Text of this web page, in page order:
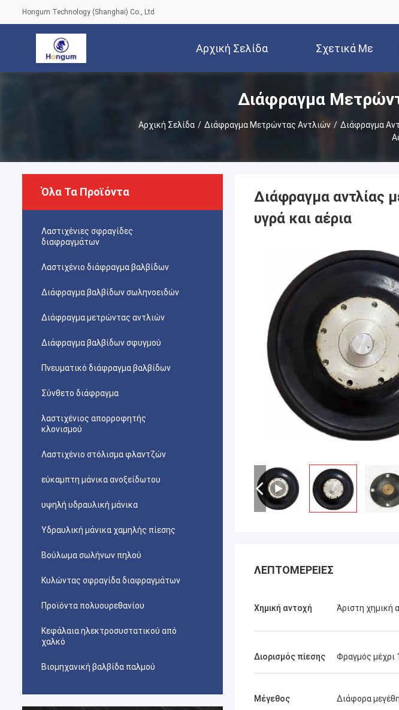
Hongum Technology (Shanghai) Co., Ltd
Αρχική Σελίδα Σχετικά Με
Εμάς
Διάφραγμα
Αρχική Σελίδα / Διάφραγμα Μετρώντας Αντλιών / Διάφραγμα
Όλα Τα Προϊόντα
Λαστιχένιες σφραγίδες
διαφραγμάτων
Λαστιχένιο διάφραγμα βαλβίδων
Διάφραγμα βαλβίδων σωληνοειδών
Διάφραγμα μετρώντας αντλιών
Διάφραγμα βαλβίδων σφυγμού
Πνευματικό διάφραγμα βαλβίδων
Σύνθετο διάφραγμα
λαστιχένιος απορροφητής
κλονισμού
Λαστιχένιο στόλισμα φλαντζών
εύκαμπτη μάνικα ανοξείδωτου
υψηλή υδραυλική μάνικα
Υδραυλική μάνικα χαμηλής πίεσης
Βούλωμα σωλήνων πηλού
Κυλώντας σφραγίδα διαφραγμάτων
Προϊόντα πολυουρεθανίου
Κεφάλαια ηλεκτροσυστατικού από
χαλκό
Βιομηχανική βαλβίδα παλμού
Διάφραγμα αντλίας
υγρά και αέρια
ΛΕΠΤΟΜΈΡΕΙΕΣ
Χημική αντοχή Άριστη χημική
Διορισμός πίεσης Φραγμός μέχρι
Μέγεθος Διάφορα μεγέθη